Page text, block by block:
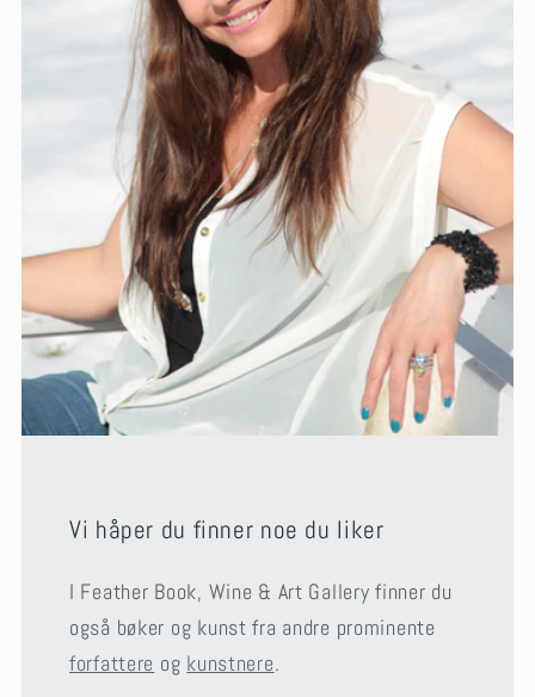
Vi håper du finner noe du liker
I Feather Book, Wine & Art Gallery finner du
også bøker og kunst fra andre prominente
forfattere og kunstnere.